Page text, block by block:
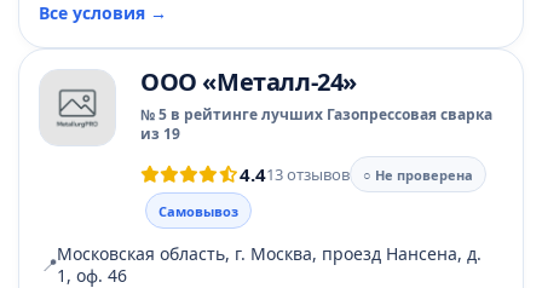
Все условия →
ООО «Металл-24»
№ 5 в рейтинге лучших Газопрессовая сварка
из 19
4.413 отзывов
○ Не проверена
Самовывоз
📍Московская область, г. Москва, проезд Нансена, д.
1, оф. 46